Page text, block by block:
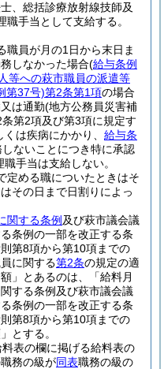
、総括診療放射線技師及
手当として支給する。
職員が月の1日から末日ま
しなかった場合(給与条例
等への萩市職員の派遣等
第37号)第2条第1項の場合
は通勤(地方公務員災害補
条第2項及び第3項に規定す
は疾病にかかり、 給与条
ないことにつき特に承認
職手当は支給しない。
定める職についたときはそ
その日まで日割りによっ
関する条例 及び萩市議会議
条例の一部を改正する条
則第8項から第10項までの
に関する第2条の規定の適
」とあるのは、「給料月
する条例及び萩市議会議
条例の一部を改正する条
則第8項から第10項までの
とする。
料表の欄に掲げる給料表の
務の級が同表職務の級の